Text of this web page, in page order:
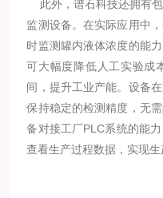
此外，谱石科技还拥有
监测设备。在实际应用中
时监测罐内液体浓度的能
可大幅度降低人工实验成
间，提升工业产能。设备
保持稳定的检测精度，无
备对接工厂PLC系统的能
查看生产过程数据，实现生